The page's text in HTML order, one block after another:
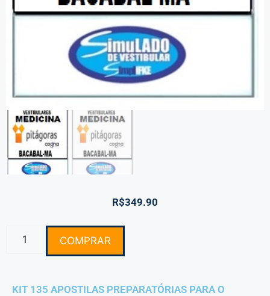
R$349.90
COMPRAR
KIT 135 APOSTILAS PREPARATÓRIAS PARA O